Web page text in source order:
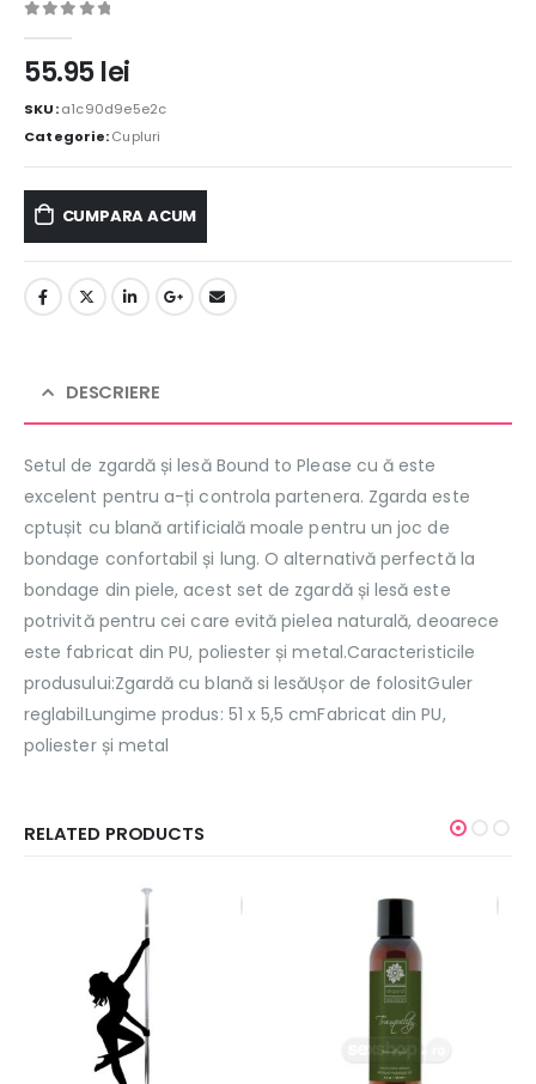
55.95lei
SKU:a1c90d9e5e2c
Categorie:Cupluri
CUMPARA ACUM
DESCRIERE
Setul de zgardă și lesă Bound to Please cu ă este
excelent pentru a-ți controla partenera. Zgarda este
cptușit cu blană artificială moale pentru un joc de
bondage confortabil și lung. O alternativă perfectă la
bondage din piele, acest set de zgardă și lesă este
potrivită pentru cei care evită pielea naturală, deoarece
este fabricat din PU, poliester și metal.Caracteristicile
produsului:Zgardă cu blană si lesăUșor de folositGuler
reglabilLungime produs: 51 x 5,5 cmFabricat din PU,
poliester și metal
RELATED PRODUCTS